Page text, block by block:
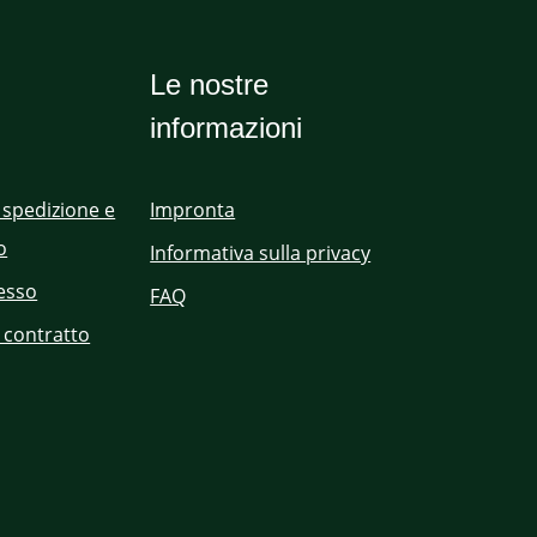
e
contratto
Le nostre
informazioni
Impronta
Informativa sulla privacy
FAQ